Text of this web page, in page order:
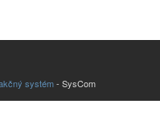
systém- SysCom